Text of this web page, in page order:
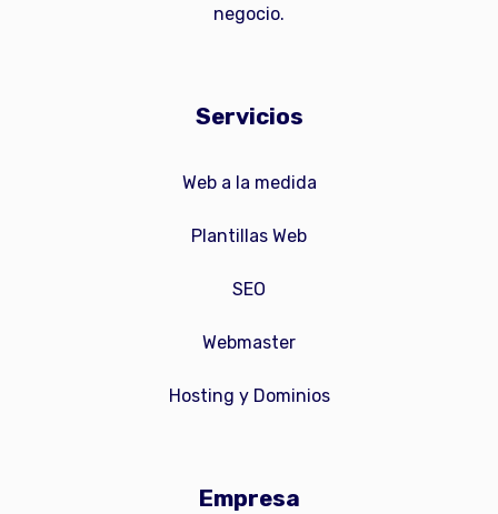
negocio.
Servicios
Web a la medida
Plantillas Web
SEO
Webmaster
Hosting y Dominios
Empresa